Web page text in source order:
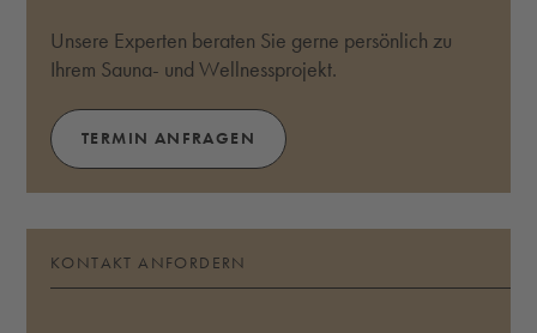
Unsere Experten beraten Sie gerne persönlich zu
Ihrem Sauna- und Wellnessprojekt.
TERMIN ANFRAGEN
KONTAKT ANFORDERN